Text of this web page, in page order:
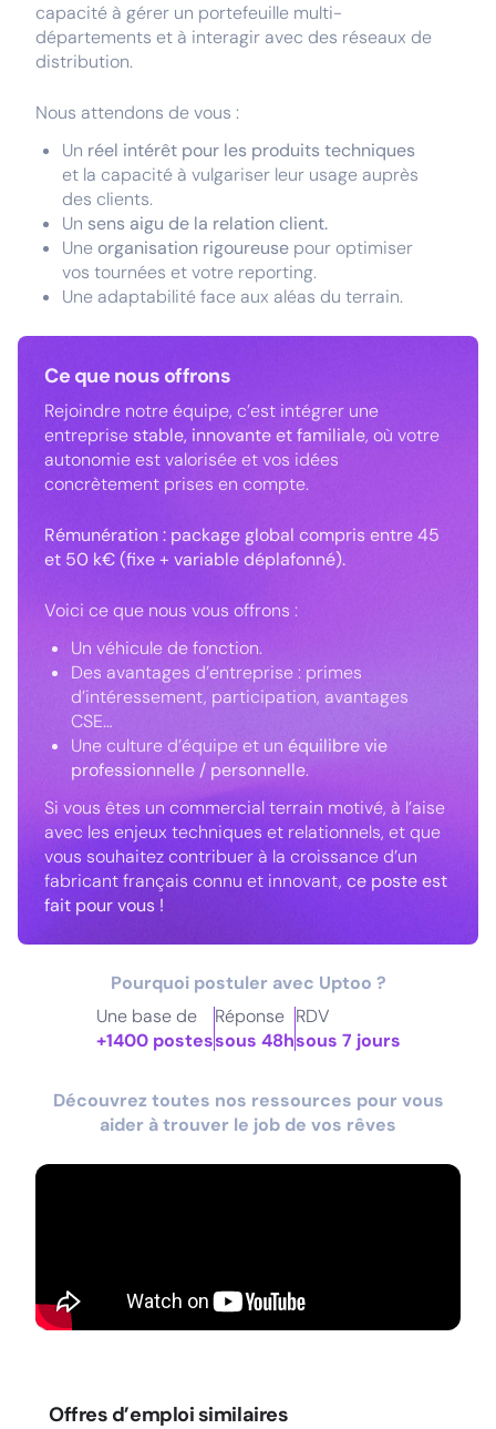
capacité à gérer un portefeuille multi-
départements et à interagir avec des réseaux de
distribution.
Nous attendons de vous :
Un réel intérêt pour les produits techniques
et la capacité à vulgariser leur usage auprès
des clients.
Un sens aigu de la relation client.
Une organisation rigoureuse pour optimiser
vos tournées et votre reporting.
Une adaptabilité face aux aléas du terrain.
Ce que nous offrons
Rejoindre notre équipe, c’est intégrer une
entreprise stable, innovante et familiale, où votre
autonomie est valorisée et vos idées
concrètement prises en compte.
Rémunération : package global compris entre 45
et 50 k€ (fixe + variable déplafonné).
Voici ce que nous vous offrons :
Un véhicule de fonction.
Des avantages d’entreprise : primes
d’intéressement, participation, avantages
CSE…
Une culture d’équipe et un équilibre vie
professionnelle / personnelle.
Si vous êtes un commercial terrain motivé, à l’aise
avec les enjeux techniques et relationnels, et que
vous souhaitez contribuer à la croissance d’un
fabricant français connu et innovant, ce poste est
fait pour vous !
Pourquoi postuler avec Uptoo ?
Une base de
+1400 postes
Réponse
sous 48h
RDV
sous 7 jours
Découvrez toutes nos ressources pour vous
aider à trouver le job de vos rêves
Offres d’emploi similaires